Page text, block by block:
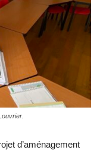
d’aménagement